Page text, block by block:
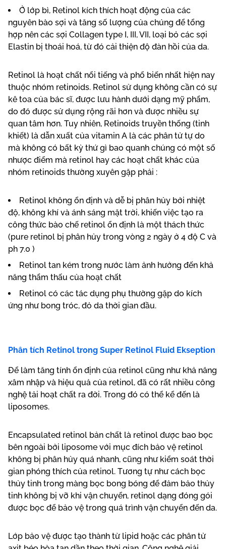
Ở lớp bì, Retinol kích thích hoạt động của các
nguyên bào sợi và tăng số lượng của chúng để tổng
hợp nên các sợi Collagen type I, III, VII, loại bỏ các sợi
Elastin bị thoái hoá, từ đó cải thiện độ đàn hồi của da.
Retinol là hoạt chất nổi tiếng và phổ biến nhất hiện nay
thuộc nhóm retinoids. Retinol sử dụng không cần có sự
kê toa của bác sĩ, được lưu hành dưới dạng mỹ phẩm,
do đó được sử dụng rộng rãi hơn và được nhiều sự
quan tâm hơn. Tuy nhiên, Retinoids truyền thống (tinh
khiết) là dẫn xuất của vitamin A là các phân tử tự do
mà không có bất kỳ thứ gì bao quanh chúng có một số
nhược điểm mà retinol hay các hoạt chất khác của
nhóm retinoids thường xuyên gặp phải :
Retinol không ổn định và dễ bị phân hủy bởi nhiệt
độ, không khí và ánh sáng mặt trời, khiến việc tạo ra
công thức bào chế retinol ổn định là một thách thức
(pure retinol bị phân hủy trong vòng 2 ngày ở 4 độ C và
ph 7.0 )
Retinol tan kém trong nước làm ảnh hưởng đến khả
năng thẩm thấu của hoạt chất
Retinol có các tác dụng phụ thường gặp do kích
ứng như bong tróc, đỏ da thời gian đầu.
Phân tích Retinol trong Super Retinol Fluid Ekseption
Để làm tăng tính ổn định của retinol cũng như khả năng
xâm nhập và hiệu quả của retinol, đã có rất nhiều công
nghệ tải hoạt chất ra đời. Trong đó có thể kể đến là
liposomes.
Encapsulated retinol bản chất là retinol được bao bọc
bên ngoài bởi liposome với mục đích bảo vệ retinol
không bị phân hủy quá nhanh, cũng như kiểm soát thời
gian phóng thích của retinol. Tương tự như cách bọc
thủy tinh trong màng bọc bong bóng để đảm bảo thủy
tinh không bị vỡ khi vận chuyển, retinol dạng đóng gói
được bọc để bảo vệ trong quá trình vận chuyển đến da.
Lớp bảo vệ được tạo thành từ lipid hoặc các phân tử